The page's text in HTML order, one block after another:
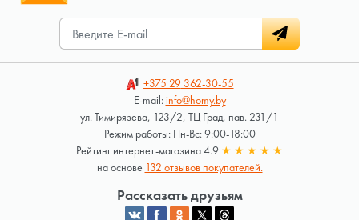
+375 29362-30-55
E-mail:info@homy.by
ул. Тимирязева, 123/2, ТЦ Град, пав. 231/1
Режим работы: Пн-Вс: 9:00-18:00
Рейтинг интернет-магазина 4.9 ★ ★ ★ ★ ★
на основе 132 отзывов покупателей.
Рассказать друзьям